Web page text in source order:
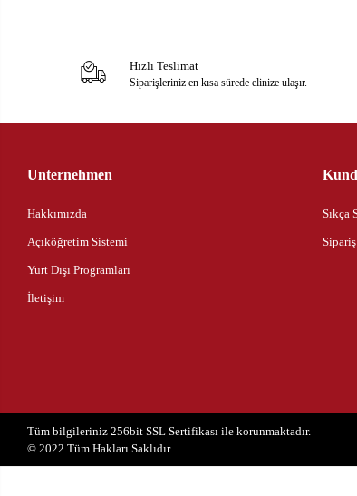
Hızlı Teslimat
Siparişleriniz en kısa sürede elinize ulaşır.
Unternehmen
Hakkımızda
Açıköğretim Sistemi
Yurt Dışı Programları
İletişim
Sıkça
Tüm bilgileriniz 256bit SSL Sertifikası ile korunmaktadır.
© 2022Tüm Hakları Saklıdır